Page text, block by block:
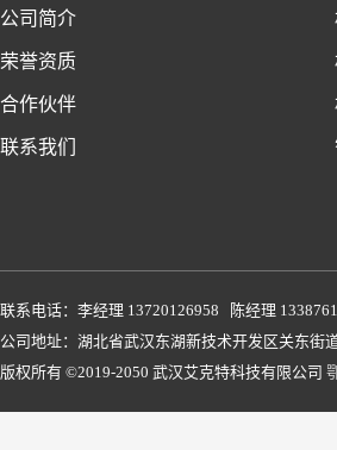
公司简介
荣誉资质
合作伙伴
联系我们
联系电话：李经理 13720126958 陈经理
公司地址：湖北省武汉东湖新技术开发区关东街
版权所有 ©2019-2050 武汉艾克特科技有限公司